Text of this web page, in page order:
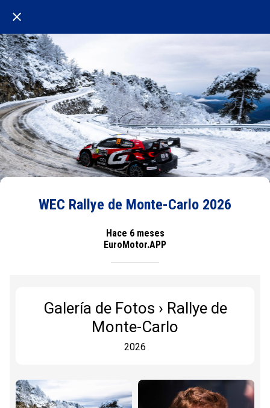
WEC Rallye de Monte-Carlo 2026
Hace 6 meses
EuroMotor.APP
Galería de Fotos › Rallye de
Monte-Carlo
2026